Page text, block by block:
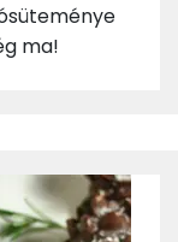
ma!